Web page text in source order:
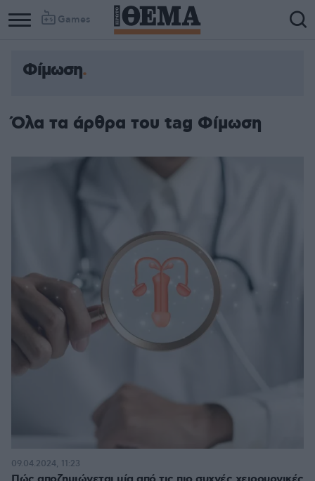
Games
Φίμωση
Όλα τα άρθρα του tag Φίμωση
09.04.2024, 11:23